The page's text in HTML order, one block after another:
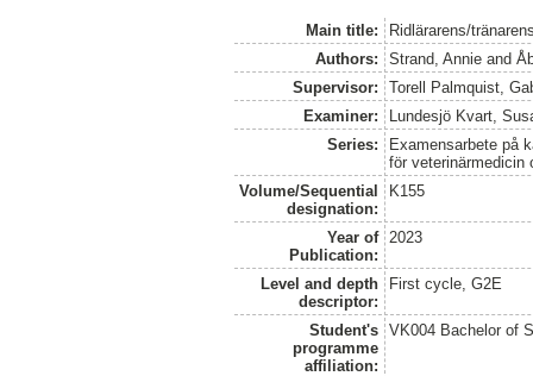
Main title:
Ridlärarens/
Authors:
Strand, Annie and
Supervisor:
Torell Palmquist,
Examiner:
Lundesjö Kvart,
Series:
Examensarbete på
för veterinärmedicin
Volume/Sequential
designation:
K155
Year of
Publication:
2023
Level and depth
descriptor:
First cycle, G2E
Student's
programme
affiliation:
VK004 Bachelor of